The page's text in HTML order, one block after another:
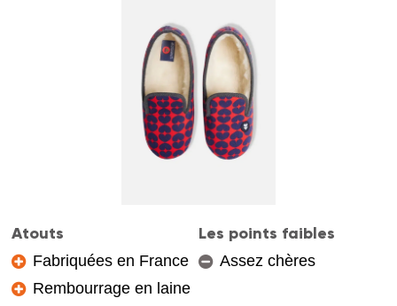
Atouts
Fabriquées en France
Rembourrage en laine
Les points faibles
Assez chères